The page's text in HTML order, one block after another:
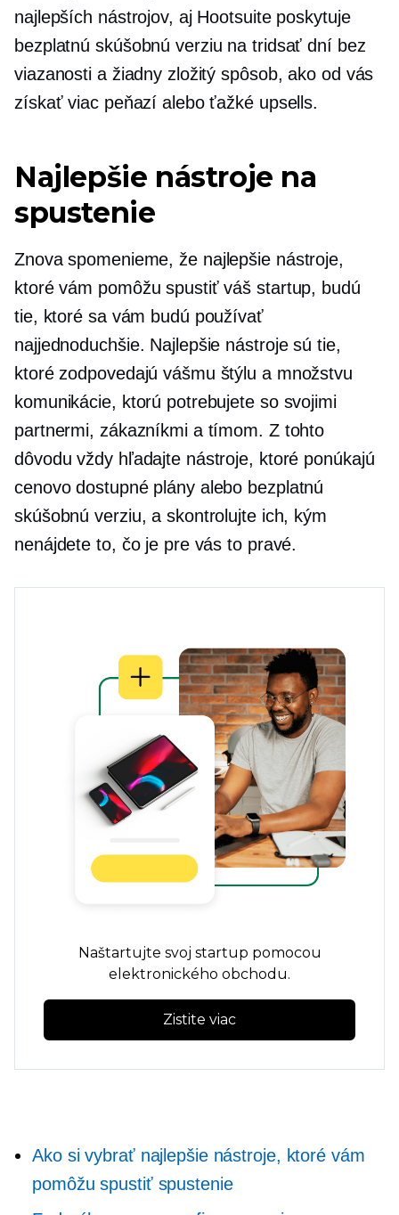
najlepších nástrojov, aj Hootsuite poskytuje
bezplatnú skúšobnú verziu na tridsať dní bez
viazanosti a žiadny zložitý spôsob, ako od vás
získať viac peňazí alebo ťažké upsells.
Najlepšie nástroje na
spustenie
Znova spomenieme, že najlepšie nástroje,
ktoré vám pomôžu spustiť váš startup, budú
tie, ktoré sa vám budú používať
najjednoduchšie. Najlepšie nástroje sú tie,
ktoré zodpovedajú vášmu štýlu a množstvu
komunikácie, ktorú potrebujete so svojimi
partnermi, zákazníkmi a tímom. Z tohto
dôvodu vždy hľadajte nástroje, ktoré ponúkajú
cenovo dostupné plány alebo bezplatnú
skúšobnú verziu, a skontrolujte ich, kým
nenájdete to, čo je pre vás to pravé.
Naštartujte svoj startup pomocou
elektronického obchodu.
Zistite viac
Ako si vybrať najlepšie nástroje, ktoré vám
pomôžu spustiť spustenie